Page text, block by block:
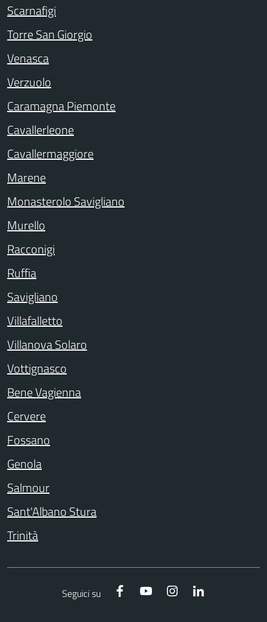
Scarnafigi
Torre San Giorgio
Venasca
Verzuolo
Caramagna Piemonte
Cavallerleone
Cavallermaggiore
Marene
Monasterolo Savigliano
Murello
Racconigi
Ruffia
Savigliano
Villafalletto
Villanova Solaro
Vottignasco
Bene Vagienna
Cervere
Fossano
Genola
Salmour
Sant'Albano Stura
Trinità
Seguici su FacebookYouTubeInstagram